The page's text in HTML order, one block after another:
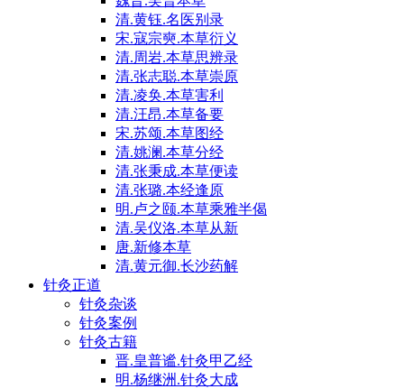
清.黄钰.名医别录
宋.寇宗奭.本草衍义
清.周岩.本草思辨录
清.张志聪.本草崇原
清.凌奂.本草害利
清.汪昂.本草备要
宋.苏颂.本草图经
清.姚澜.本草分经
清.张秉成.本草便读
清.张璐.本经逢原
明.卢之颐.本草乘雅半偈
清.吴仪洛.本草从新
唐.新修本草
清.黄元御.长沙药解
针灸正道
针灸杂谈
针灸案例
针灸古籍
晋.皇普谧.针灸甲乙经
明.杨继洲.针灸大成